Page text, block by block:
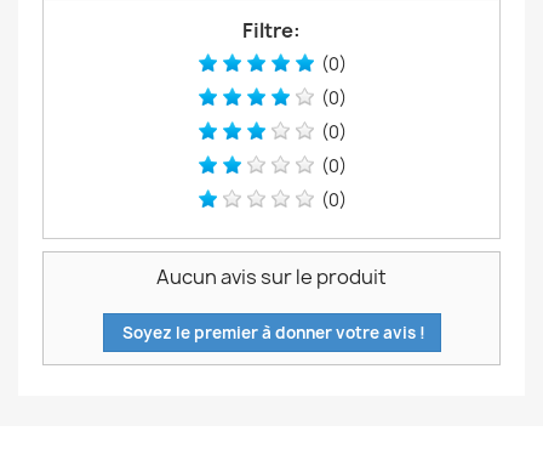
Filtre:
(0)
(0)
(0)
(0)
(0)
Aucun avis sur le produit
Soyez le premier à donner votre avis !